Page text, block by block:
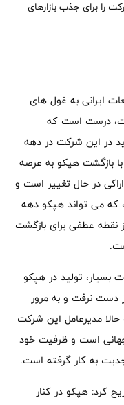
را برای جذب بازارهای
قطعات ایرانی به غول های
درست است که
و توقف تولید در این شرکت در دهه
با بازگشت هپکو به عرصه
در حال تغییر است و
می تواند هپکو دهه
نقطه عطفی برای بازگشت
دلیل مشکلات بسیار، تولید در هپکو
دست نرفت و به مرور
مدیرعامل این شرکت
است و ظرفیت خود
جدیت به کار گرفته است.
کرد: هپکو در کنار